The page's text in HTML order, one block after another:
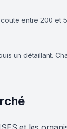
entre 200 et
un détaillant.